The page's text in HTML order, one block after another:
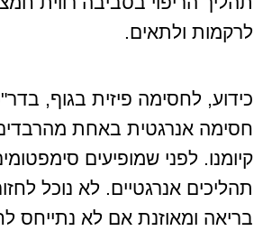
לרקמות ולתאים.
כידוע, לחסימה פיזית בגוף,
חסימה אנרגטית באחת
קיומנו. לפני שמופיעים
תהליכים אנרגטיים. לא נוכל
בריאה ומאוזנת אם לא נתייחס